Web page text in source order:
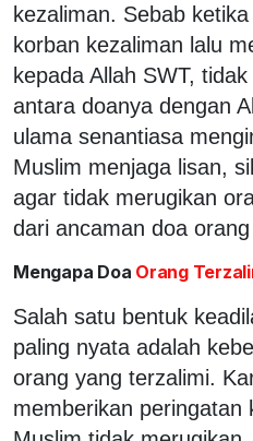
kezaliman. Sebab
korban kezaliman lalu
kepada Allah SWT,
antara doanya dengan
ulama senantiasa
Muslim menjaga lisan,
agar tidak merugikan
dari ancaman doa
Mengapa Doa Orang
Salah satu bentuk
paling nyata adalah
orang yang terzalimi.
memberikan peringatan